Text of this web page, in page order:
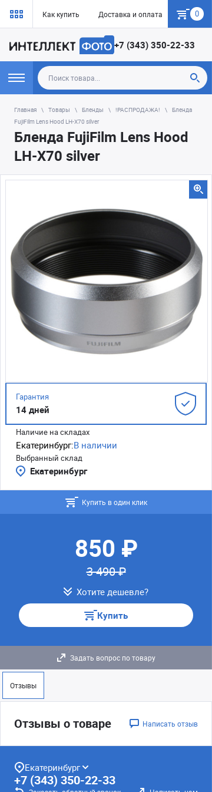
Как купить Доставка и оплата Гарантия
0
+7 (343) 350-22-33
Главная Товары Бленды !РАСПРОДАЖА!
Бленда
FujiFilm Lens Hood LH-X70 silver
Бленда FujiFilm Lens Hood
LH-X70 silver
Гарантия
14 дней
Наличие на складах
Екатеринбург:В наличии
Выбранный склад
Екатеринбург
Купить в один клик
850 ₽
3 490 ₽
Хотите дешевле?
Купить
Задать вопрос по товару
Отзывы
Отзывы о товаре Написать отзыв
Екатеринбург
+7 (343) 350-22-33